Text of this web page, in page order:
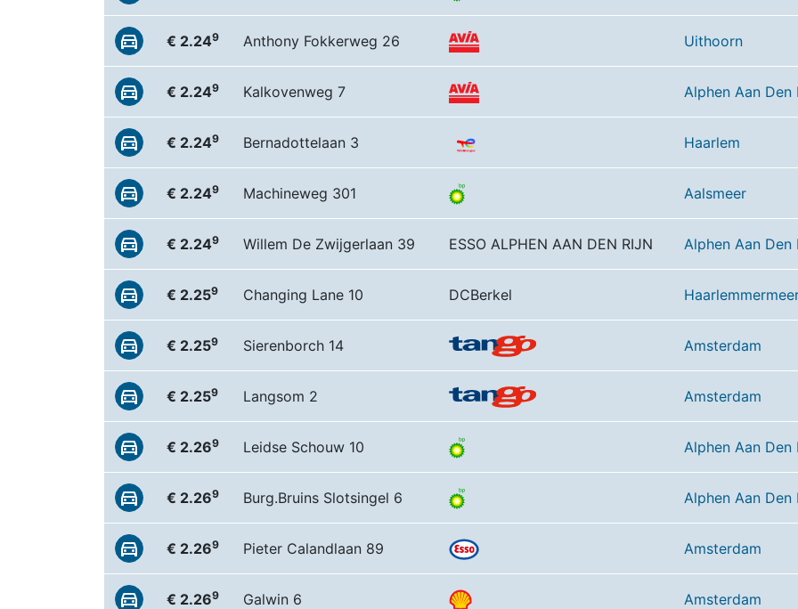
€ 2.249 Anthony Fokkerweg 26 Uithoorn
€ 2.249 Kalkovenweg 7 Alphen Aan Den
€ 2.249 Bernadottelaan 3 Haarlem
€ 2.249 Machineweg 301 Aalsmeer
€ 2.249 Willem De Zwijgerlaan 39 ESSO ALPHEN AAN DEN RIJN Alphen Aan Den
€ 2.259 Changing Lane 10 DCBerkel
€ 2.259 Sierenborch 14 Amsterdam
€ 2.259 Langsom 2 Amsterdam
€ 2.269 Leidse Schouw 10 Alphen Aan Den
€ 2.269 Burg.Bruins Slotsingel 6 Alphen Aan Den
€ 2.269 Pieter Calandlaan 89 Amsterdam
€ 2.269 Galwin 6 Amsterdam